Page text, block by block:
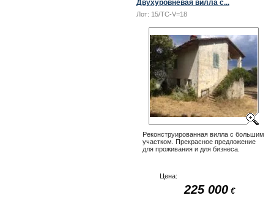
Двухуровневая вилла с...
Лот: 15/TC-V=18
Реконструированная вилла с большим
участком. Прекрасное предложение
для проживания и для бизнеса.
Цена:
225 000 €